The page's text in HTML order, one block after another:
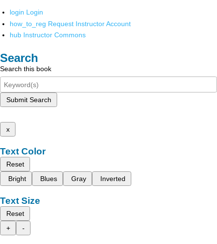
login Login
how_to_reg Request Instructor Account
hub Instructor Commons
Search
Search this book
Submit Search
x
Text Color
Reset
Bright
Blues Gray Inverted
Text Size
Reset
+
-